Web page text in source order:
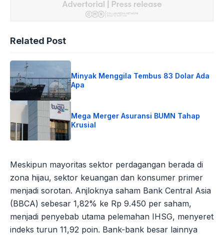
Related Post
Minyak Menggila Tembus 83 Dolar Ada
Apa
Mega Merger Asuransi BUMN Tahap
Krusial
Meskipun mayoritas sektor perdagangan berada di
zona hijau, sektor keuangan dan konsumer primer
menjadi sorotan. Anjloknya saham Bank Central Asia
(BBCA) sebesar 1,82% ke Rp 9.450 per saham,
menjadi penyebab utama pelemahan IHSG, menyeret
indeks turun 11,92 poin. Bank-bank besar lainnya